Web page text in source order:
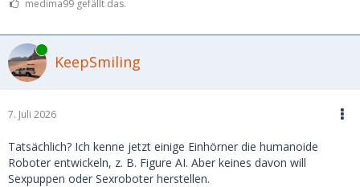
medima99 gefällt das.
Online
KeepSmiling
7. Juli 2026
Tatsächlich? Ich kenne jetzt einige Einhörner die humanoide
Roboter entwickeln, z. B. Figure AI. Aber keines davon will
Sexpuppen oder Sexroboter herstellen.